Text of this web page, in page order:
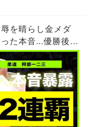
を晴らし金メダ
た本音...優勝後に
！阿部兄弟を支
...